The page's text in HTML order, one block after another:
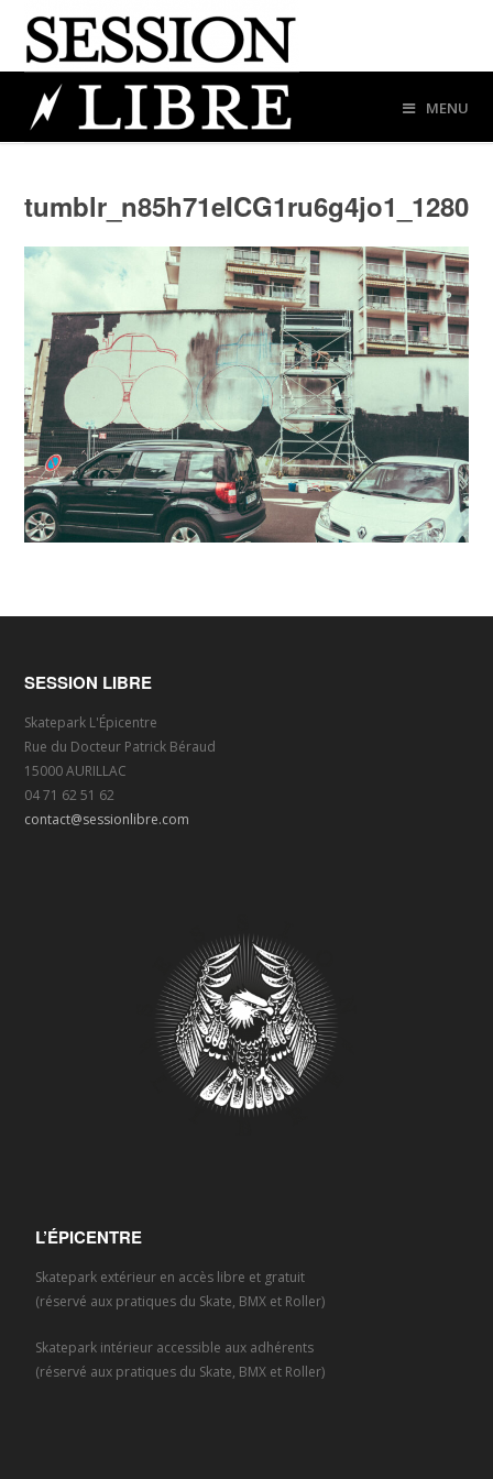
MENU
tumblr_n85h71eICG1ru6g4jo1_1280
SESSION LIBRE
Skatepark L'Épicentre
Rue du Docteur Patrick Béraud
15000 AURILLAC
04 71 62 51 62
contact@sessionlibre.com
L’ÉPICENTRE
Skatepark extérieur en accès libre et gratuit
(réservé aux pratiques du Skate, BMX et Roller)
Skatepark intérieur accessible aux adhérents
(réservé aux pratiques du Skate, BMX et Roller)